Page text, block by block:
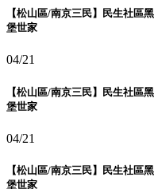
【松山區/南京三民】民生社區
堡世家
04/21
【松山區/南京三民】民生社區
堡世家
04/21
【松山區/南京三民】民生社區
堡世家